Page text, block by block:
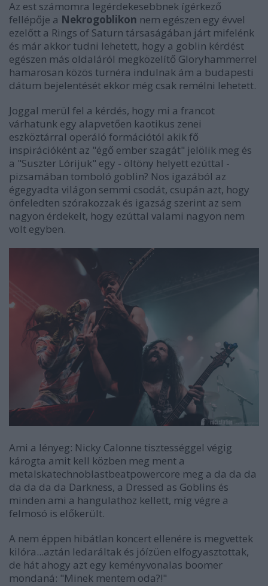
Az est számomra legérdekesebbnek ígérkező
fellépője a Nekrogoblikon nem egészen egy évvel
ezelőtt a Rings of Saturn társaságában járt mifelénk
és már akkor tudni lehetett, hogy a goblin kérdést
egészen más oldaláról megközelítő Gloryhammerrel
hamarosan közös turnéra indulnak ám a budapesti
dátum bejelentését ekkor még csak remélni lehetett.
Joggal merül fel a kérdés, hogy mi a francot
várhatunk egy alapvetően kaotikus zenei
eszköztárral operáló formációtól akik fő
inspirációként az "égő ember szagát" jelölik meg és
a "Suszter Lórijuk" egy - öltöny helyett ezúttal -
pizsamában tomboló goblin? Nos igazából az
égegyadta világon semmi csodát, csupán azt, hogy
önfeledten szórakozzak és igazság szerint az sem
nagyon érdekelt, hogy ezúttal valami nagyon nem
volt egyben.
Ami a lényeg: Nicky Calonne tisztességgel végig
károgta amit kell közben meg ment a
metalskatechnoblastbeatpowercore meg a da da da
da da da da Darkness, a Dressed as Goblins és
minden ami a hangulathoz kellett, míg végre a
felmosó is előkerült.
A nem éppen hibátlan koncert ellenére is megvettek
kilóra...aztán ledaráltak és jóízüen elfogyasztottak,
de hát ahogy azt egy keményvonalas boomer
mondaná: "Minek mentem oda?!"